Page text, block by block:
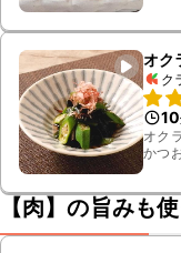
オク
ク
10
オク
かつ
【肉】の旨みも